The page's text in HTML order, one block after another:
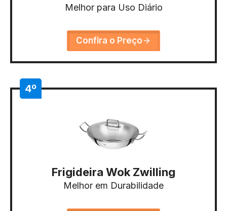
Melhor para Uso Diário
Confira o Preço
4º
Frigideira Wok Zwilling
Melhor em Durabilidade